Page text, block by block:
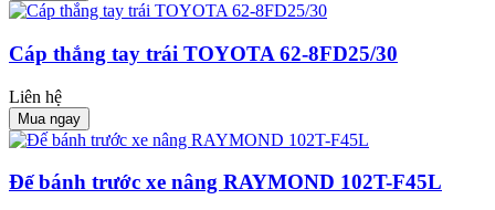
Cáp thắng tay trái TOYOTA 62-8FD25/30
Liên hệ
Mua ngay
Đế bánh trước xe nâng RAYMOND 102T-F45L